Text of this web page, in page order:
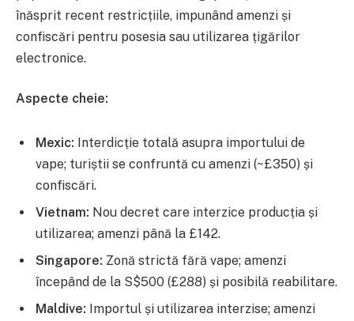
înăsprit recent restricțiile, impunând amenzi și
confiscări pentru posesia sau utilizarea țigărilor
electronice.
Aspecte cheie:
Mexic: Interdicție totală asupra importului de
vape; turiștii se confruntă cu amenzi (~£350) și
confiscări.
Vietnam: Nou decret care interzice producția și
utilizarea; amenzi până la £142.
Singapore: Zonă strictă fără vape; amenzi
începând de la S$500 (£288) și posibilă reabilitare.
Maldive: Importul și utilizarea interzise; amenzi